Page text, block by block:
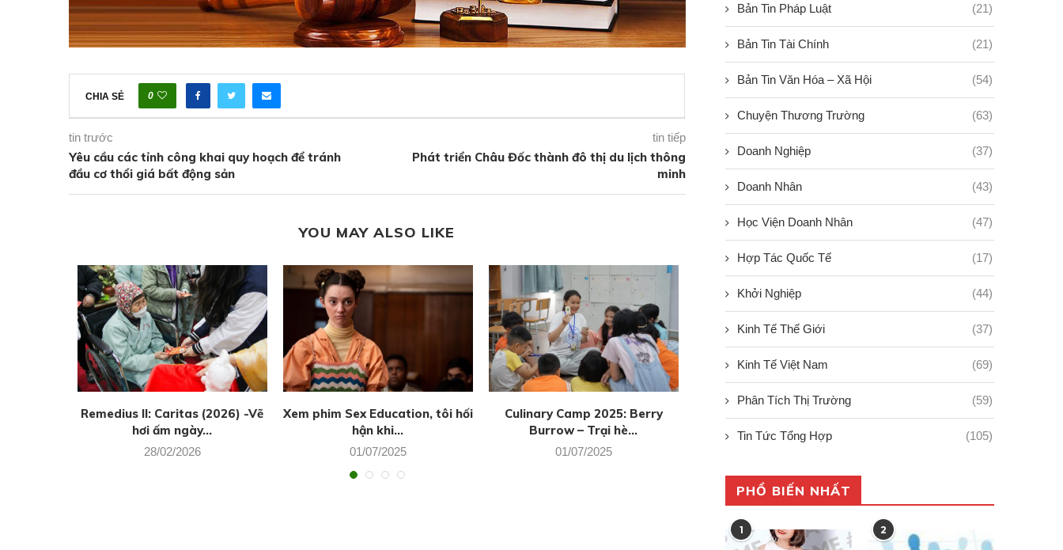
CHIA SẺ 0
tin trước
Yêu cầu các tỉnh công khai quy hoạch để tránh
đầu cơ thổi giá bất động sản
tin tiếp
Phát triển Châu Đốc thành đô thị du lịch thông
minh
YOU MAY ALSO LIKE
Remedius II: Caritas (2026) -Vẽ
hơi ấm ngày...
28/02/2026
Xem phim Sex Education, tôi hối
hận khi...
01/07/2025
Culinary Camp 2025: Berry
Burrow – Trại hè...
01/07/2025
Confiserie caprices – Vị...
quả “từ cơ...
Bản Tin Pháp Luật (21)
Bản Tin Tài Chính (21)
Bản Tin Văn Hóa – Xã Hội (54)
Chuyện Thương Trường (63)
Doanh Nghiệp (37)
Doanh Nhân (43)
Học Viện Doanh Nhân (47)
Hợp Tác Quốc Tế (17)
Khởi Nghiệp (44)
Kinh Tế Thế Giới (37)
Kinh Tế Việt Nam (69)
Phân Tích Thị Trường (59)
Tin Tức Tổng Hợp (105)
PHỔ BIẾN NHẤT
1 2